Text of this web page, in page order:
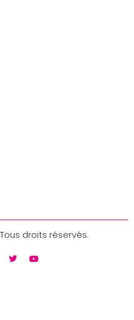
droits réservés.